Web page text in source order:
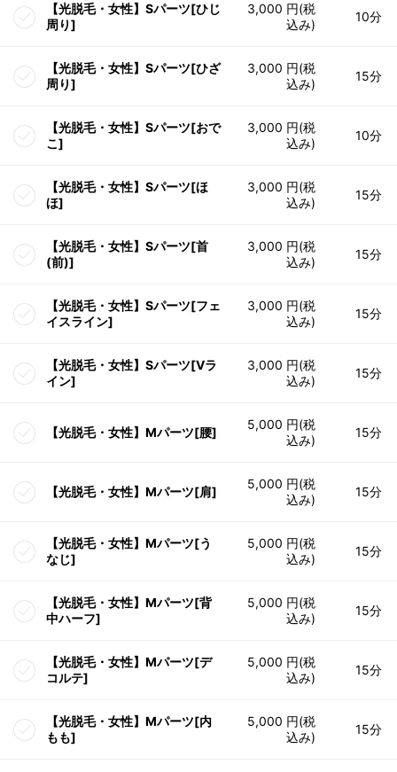
【光脱毛・女性】Sパーツ[ひじ
周り]
3,000 円(税
込み)
10分
【光脱毛・女性】Sパーツ[ひざ
周り]
3,000 円(税
込み)
15分
【光脱毛・女性】Sパーツ[おで
こ]
3,000 円(税
込み)
10分
【光脱毛・女性】Sパーツ[ほ
ほ]
3,000 円(税
込み)
15分
【光脱毛・女性】Sパーツ[首
(前)]
3,000 円(税
込み)
15分
【光脱毛・女性】Sパーツ[フェ
イスライン]
3,000 円(税
込み)
15分
【光脱毛・女性】Sパーツ[Vラ
イン]
3,000 円(税
込み)
15分
【光脱毛・女性】Mパーツ[腰]
5,000 円(税
込み)
15分
【光脱毛・女性】Mパーツ[肩]
5,000 円(税
込み)
15分
【光脱毛・女性】Mパーツ[う
なじ]
5,000 円(税
込み)
15分
【光脱毛・女性】Mパーツ[背
中ハーフ]
5,000 円(税
込み)
15分
【光脱毛・女性】Mパーツ[デ
コルテ]
5,000 円(税
込み)
15分
【光脱毛・女性】Mパーツ[内
もも]
5,000 円(税
込み)
15分